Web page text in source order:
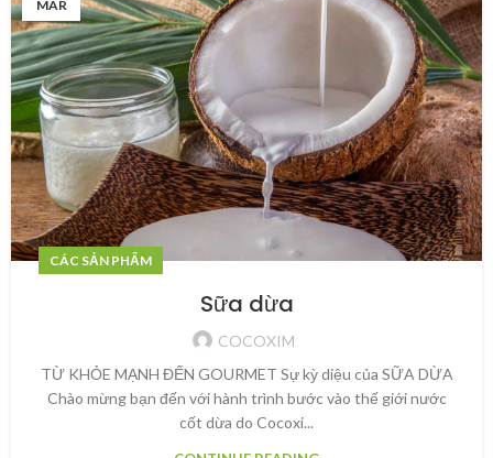
MAR
CÁC SẢN PHẨM
Sữa dừa
COCOXIM
TỪ KHỎE MẠNH ĐẾN GOURMET Sự kỳ diệu của SỮA DỪA
Chào mừng bạn đến với hành trình bước vào thế giới nước
cốt dừa do Cocoxi...